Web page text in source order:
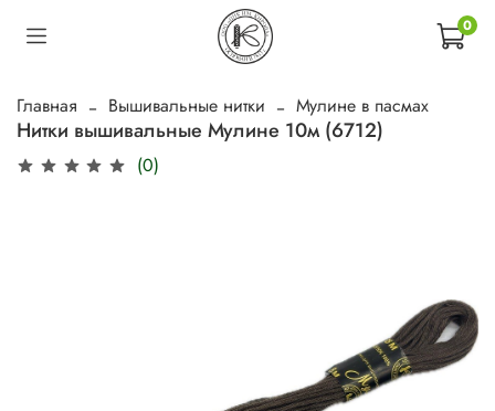
0
Главная Вышивальные нитки Мулине в пасмах
Нитки вышивальные Мулине 10м (6712)
(0)